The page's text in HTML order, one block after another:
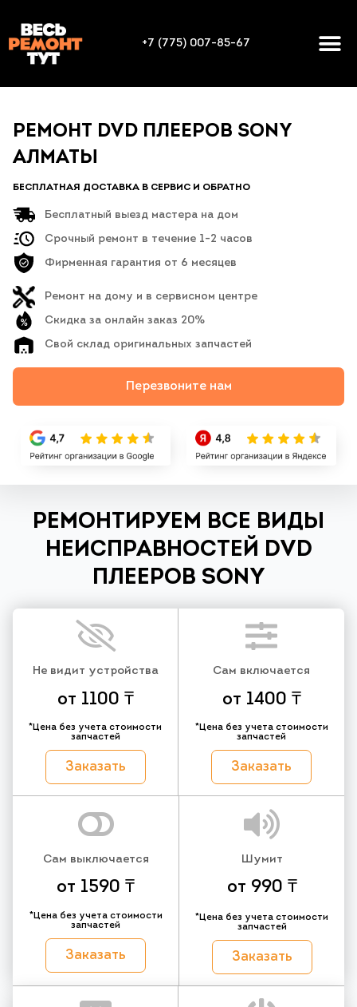
+7 (775) 007-85-67
РЕМОНТ DVD ПЛЕЕРОВ SONY
АЛМАТЫ
БЕСПЛАТНАЯ ДОСТАВКА В СЕРВИС И ОБРАТНО
Бесплатный выезд мастера на дом
Срочный ремонт в течение 1-2 часов
Фирменная гарантия от 6 месяцев
Ремонт на дому и в сервисном центре
Скидка за онлайн заказ 20%
Свой склад оригинальных запчастей
Перезвоните нам
РЕМОНТИРУЕМ ВСЕ ВИДЫ
НЕИСПРАВНОСТЕЙ DVD
ПЛЕЕРОВ SONY
Не видит устройства
от 1100 ₸
*Цена без учета стоимости
запчастей
Заказать
Сам включается
от 1400 ₸
*Цена без учета стоимости
запчастей
Заказать
Сам выключается
от 1590 ₸
*Цена без учета стоимости
запчастей
Заказать
Шумит
от 990 ₸
*Цена без учета стоимости
запчастей
Заказать